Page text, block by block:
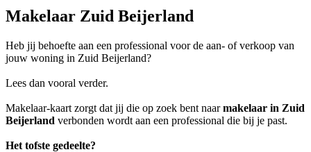
Makelaar Zuid Beijerland
Heb jij behoefte aan een professional voor de aan- of verkoop van
jouw woning in Zuid Beijerland?
Lees dan vooral verder.
Makelaar-kaart zorgt dat jij die op zoek bent naarmakelaar in Zuid
Beijerland verbonden wordt aan een professional die bij je past.
Het tofste gedeelte?